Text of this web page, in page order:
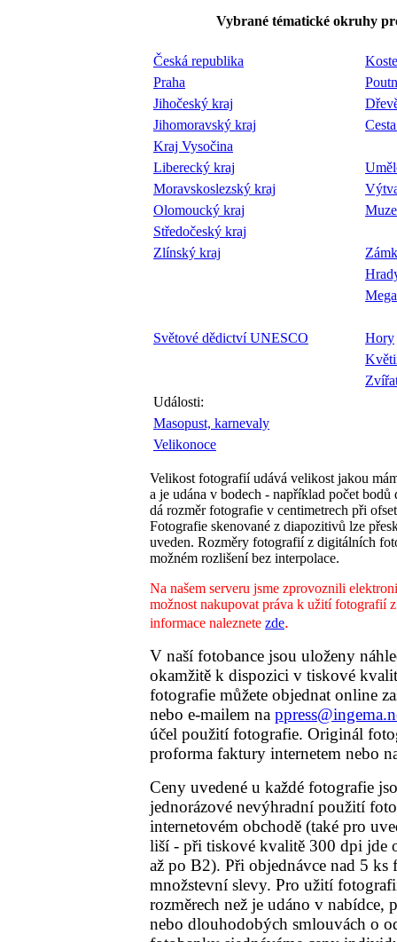
Vybrané tématické okruhy
Česká republika
Praha
Jihočeský kraj
Jihomoravský kraj
Kraj Vysočina
Liberecký kraj
Moravskoslezský kraj
Olomoucký kraj
Středočeský kraj
Zlínský kraj
Světové dědictví UNESCO
Hory
Události:
Masopust, karnevaly
Velikonoce
Velikost fotografií udává velikost jakou
a je udána v bodech - například počet bodů
dá rozměr fotografie v centimetrech při
Fotografie skenované z diapozitivů lze
uveden. Rozměry fotografií z digitálních
možném rozlišení bez interpolace.
Na našem serveru jsme zprovoznili
možnost nakupovat práva k užití fotografií
informace naleznete zde.
V naší fotobance jsou uloženy
okamžitě k dispozici v tiskové
fotografie můžete objednat online
nebo e-mailem na
účel použití fotografie. Originál
proforma faktury internetem nebo
Ceny uvedené u každé fotografie
jednorázové nevýhradní použití
internetovém obchodě (také pro
liší - při tiskové kvalitě 300 dpi jde
až po B2). Při objednávce nad 5
množstevní slevy. Pro užití
rozměrech než je udáno v nabídce,
nebo dlouhodobých smlouvách o